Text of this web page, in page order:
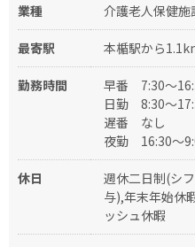
業種 介護老人保健施
最寄駅 本楯駅から
勤務時間 早番
7:30～
日勤
8:30～
遅番
なし
夜勤
16:30～
休日
週休二日制(シ
与),年末年始休
ッシュ休暇